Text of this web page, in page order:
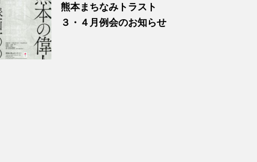
熊本まちなみトラスト
３・４月例会のお知らせ